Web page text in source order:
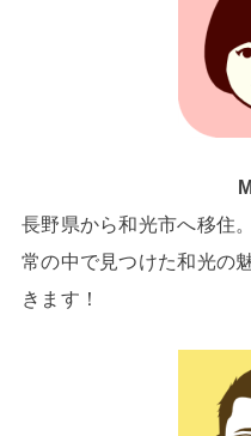
長野県から和光市へ移住
常の中で見つけた和光の
きます！